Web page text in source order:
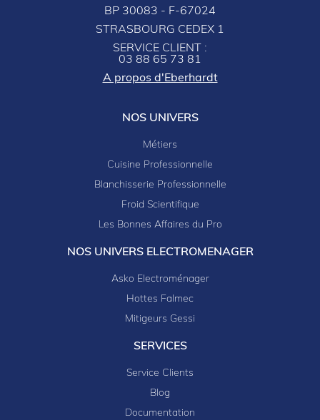
BP 30083 - F-67024
STRASBOURG CEDEX 1
SERVICE CLIENT :
03 88 65 73 81
A propos d'Eberhardt
NOS UNIVERS
Métiers
Cuisine Professionnelle
Blanchisserie Professionnelle
Froid Scientifique
Les Bonnes Affaires du Pro
NOS UNIVERS ELECTROMENAGER
Asko Electroménager
Hottes Falmec
Mitigeurs Gessi
SERVICES
Service Clients
Blog
Documentation